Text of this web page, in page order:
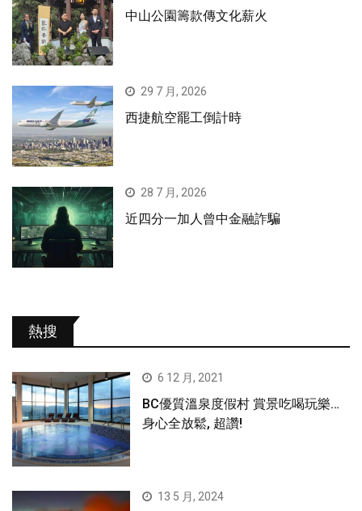
中山公園籌款傳文化薪火
29 7 月, 2026
西捷航空罷工倒計時
28 7 月, 2026
近四分一加人曾中金融詐騙
熱搜
6 12 月, 2021
BC優質溫泉度假村 賞景吃喝玩樂…
身心全放鬆, 超讚!
13 5 月, 2024